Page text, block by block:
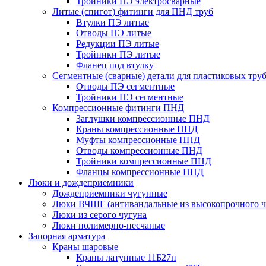
Литые (спигот) фитинги для ПНД труб
Втулки ПЭ литые
Отводы ПЭ литые
Редукции ПЭ литые
Тройники ПЭ литые
Фланец под втулку
Сегментные (сварные) детали для пластиковых труб
Отводы ПЭ сегментные
Тройники ПЭ сегментные
Компрессионные фитинги ПНД
Заглушки компрессионные ПНД
Краны компрессионные ПНД
Муфты компрессионные ПНД
Отводы компрессионные ПНД
Тройники компрессионные ПНД
Фланцы компрессионные ПНД
Люки и дождеприемники
Дождеприемники чугунные
Люки ВЧШГ (антивандальные из высокопрочного
Люки из серого чугуна
Люки полимерно-песчаные
Запорная арматура
Краны шаровые
Краны латунные 11Б27п